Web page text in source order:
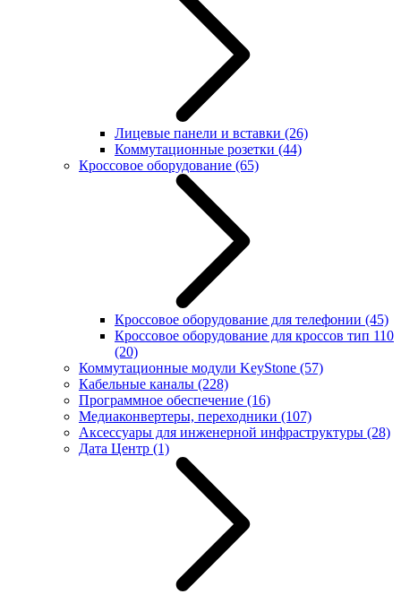
Лицевые панели и вставки (26)
Коммутационные розетки (44)
Кроссовое оборудование (65)
Кроссовое оборудование для телефонии (45)
Кроссовое оборудование для кроссов тип 110
(20)
Коммутационные модули KeyStone (57)
Кабельные каналы (228)
Программное обеспечение (16)
Медиаконвертеры, переходники (107)
Аксессуары для инженерной инфраструктуры (28)
Дата Центр (1)